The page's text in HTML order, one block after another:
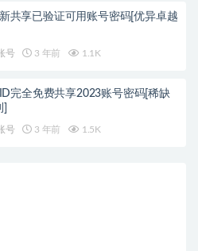
共享已验证可用账号密码[优异卓越
号 3 年前 1.1K
完全免费共享2023账号密码[稀缺
]
号 3 年前 1.5K